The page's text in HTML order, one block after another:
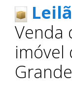
Venda
imóvel